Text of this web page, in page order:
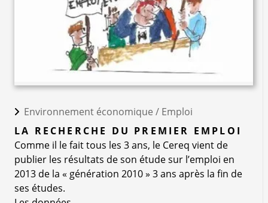
Environnement économique / Emploi
LA RECHERCHE DU PREMIER EMPLOI
Comme il le fait tous les 3 ans, le Cereq vient de
publier les résultats de son étude sur l’emploi en
2013 de la « génération 2010 » 3 ans après la fin de
ses études.